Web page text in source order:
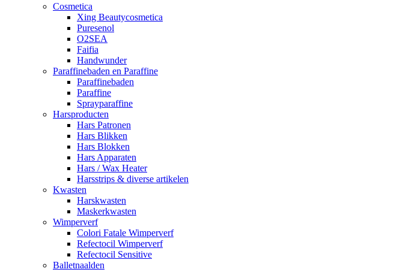
Cosmetica
Xing Beautycosmetica
Puresenol
O2SEA
Faifia
Handwunder
Paraffinebaden en Paraffine
Paraffinebaden
Paraffine
Sprayparaffine
Harsproducten
Hars Patronen
Hars Blikken
Hars Blokken
Hars Apparaten
Hars / Wax Heater
Harsstrips & diverse artikelen
Kwasten
Harskwasten
Maskerkwasten
Wimperverf
Colori Fatale Wimperverf
Refectocil Wimperverf
Refectocil Sensitive
Balletnaalden